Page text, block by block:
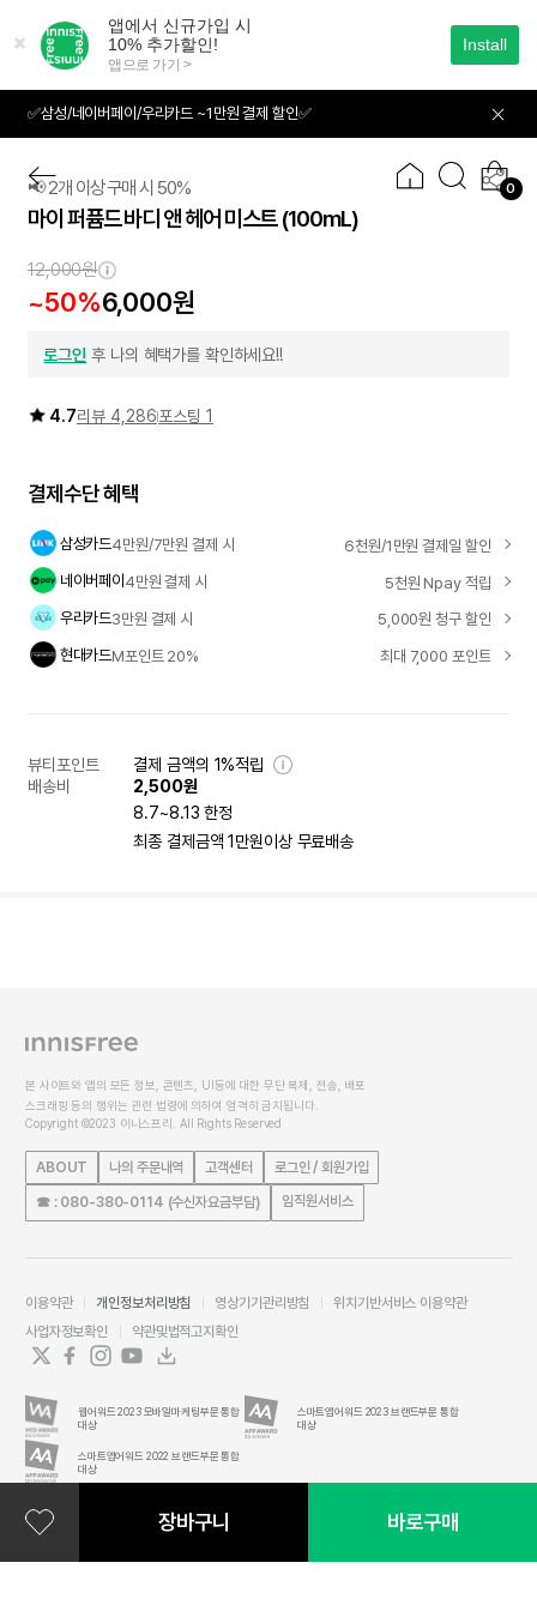
가
✅삼성/네이버페이/우리카드 ~1만원 결제 할인✅
0
01 04
📢 2개 이상 구매 시 50%
마이 퍼퓸드 바디 앤 헤어 미스트(100mL)
12,000원
~50%6,000원
로그인 후 나의 혜택가를 확인하세요!!
4.7리뷰 4,286포스팅 1
결제수단 혜택
삼성카드4만원/7만원 결제 시
6천원/1만원 결제일 할인
네이버페이4만원 결제 시
5천원 Npay 적립
우리카드3만원 결제 시
5,000원 청구 할인
현대카드M포인트 20% 최대 7,000 포인트
뷰티포인트
결제 금액의 1%적립
배송비
2,500원
8.7~8.13 한정
최종 결제금액 1만원이상 무료배송
장바구니 바로구매
본 사이트와 앱의 모든 정보, 콘텐츠, UI등에 대한 무단 복제, 전송, 배포
스크래핑 등의 행위는 관련 법령에 의하여 엄격히 금지됩니다.
Copyright ©2023 이니스프리. All Rights Reserved
ABOUT 나의 주문내역 고객센터 로그인 / 회원가입
☎ : 080-380-0114 (수신자요금부담) 임직원서비스
이용약관 개인정보처리방침 영상기기관리방침
위치기반서비스 이용약관
사업자정보확인
약관및법적고지확인
웹어워드 2023 모바일마케팅부문 통합
대상
스마트앱어워드 2023 브랜드부문 통합
대상
스마트앱어워드 2022 브랜드부문 통합
대상